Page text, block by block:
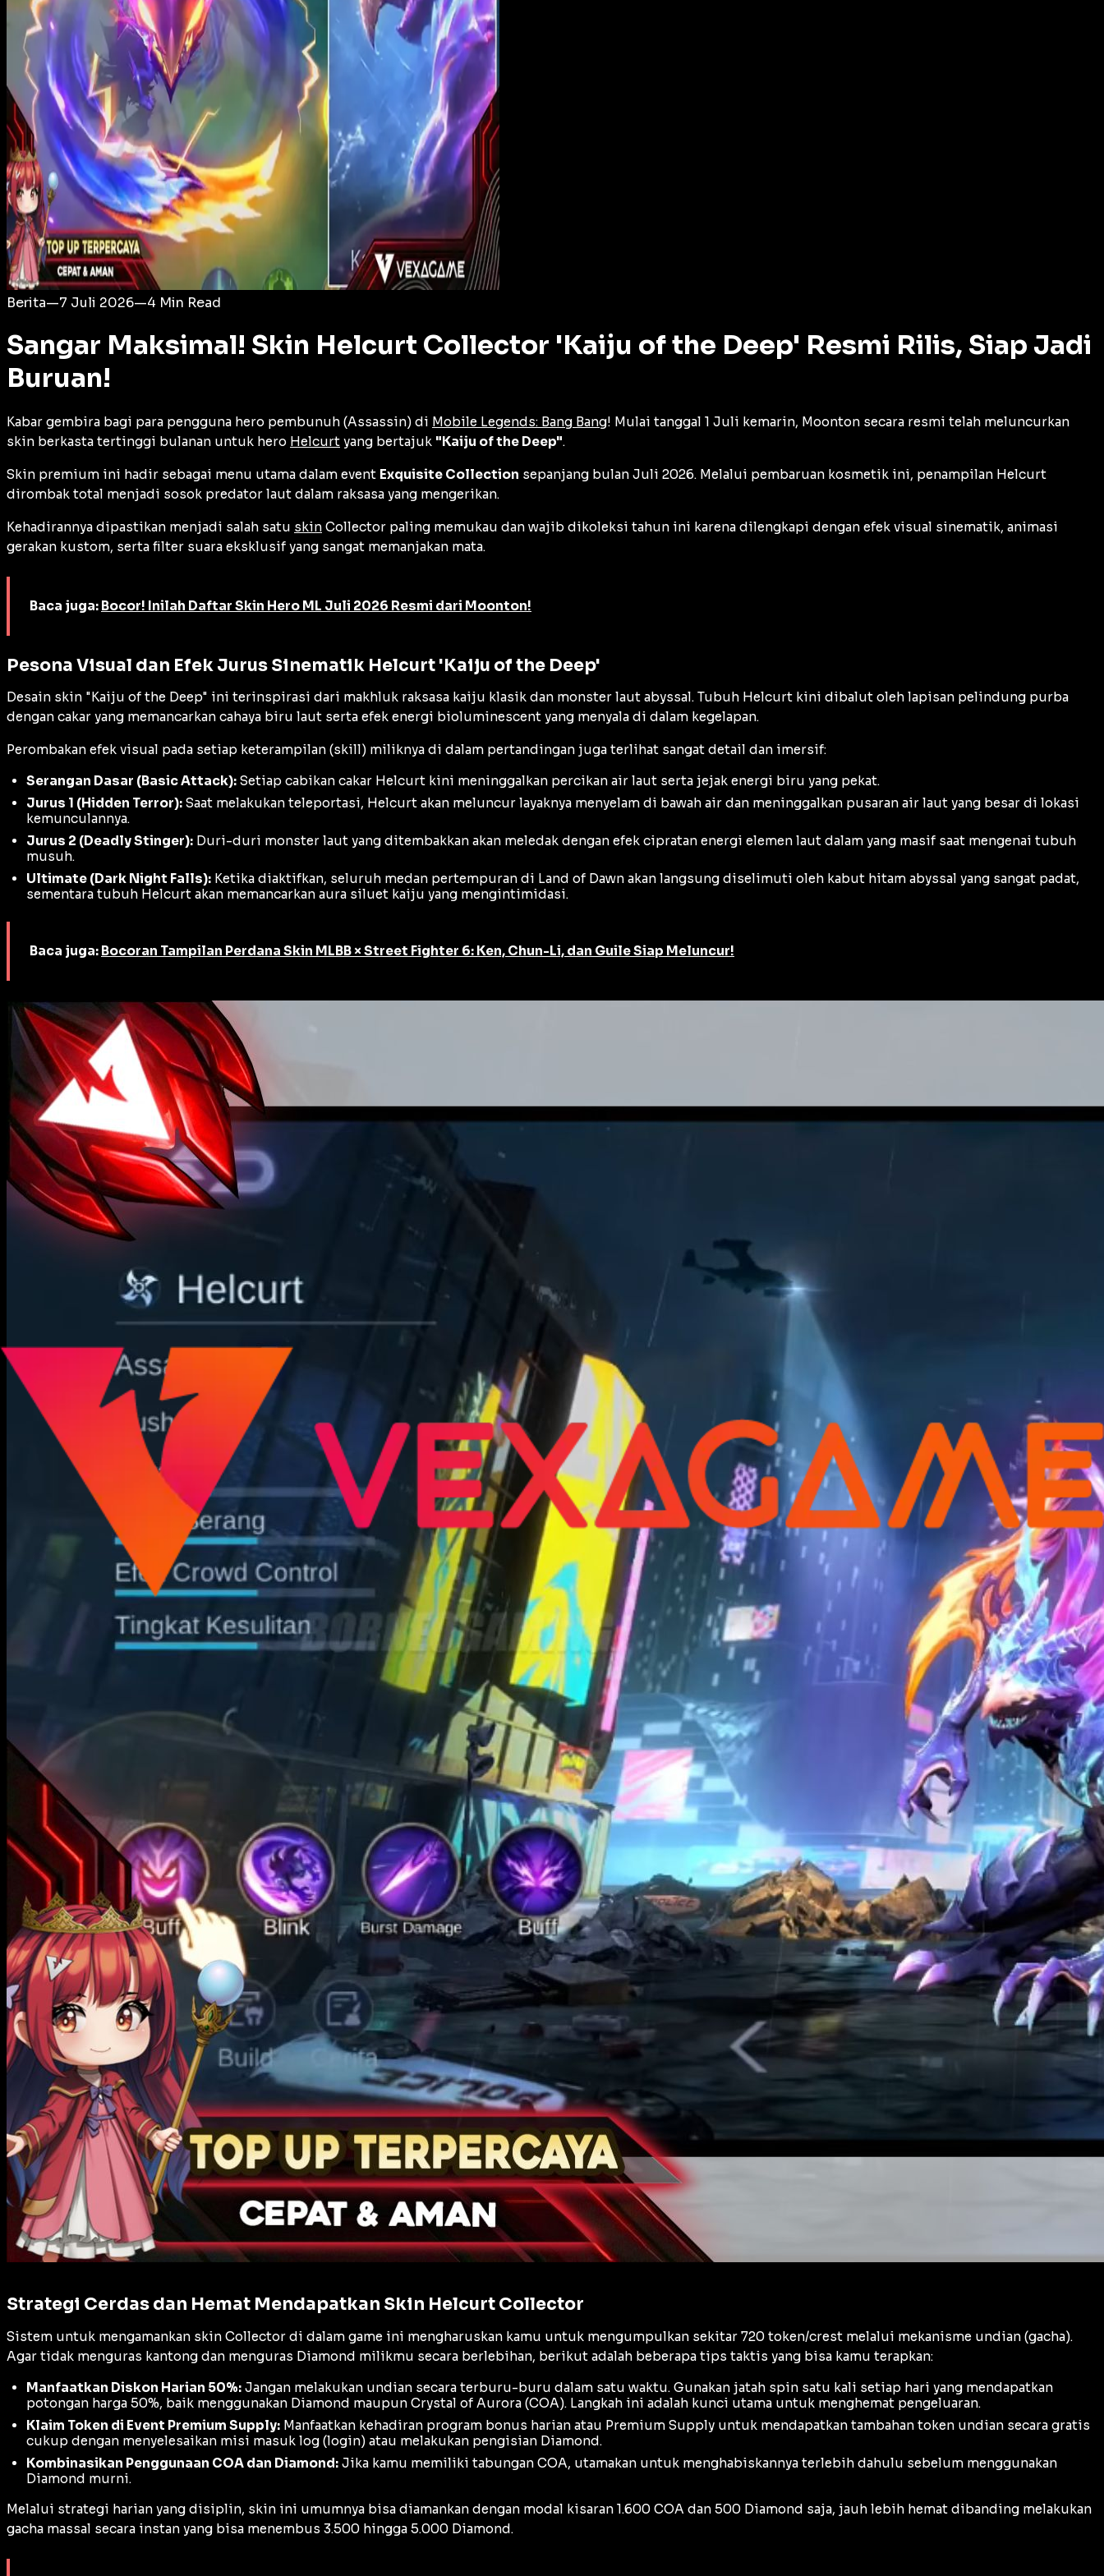
Login
Berita—7 Juli 2026—4 Min Read
Sangar Maksimal! Skin Helcurt Collector 'Kaiju of the Deep' Resmi Rilis, Siap Jadi
Buruan!
Kabar gembira bagi para pengguna hero pembunuh (Assassin) di Mobile Legends: Bang Bang! Mulai tanggal 1 Juli kemarin, Moonton secara resmi telah meluncurkan
skin berkasta tertinggi bulanan untuk hero Helcurt yang bertajuk "Kaiju of the Deep".
Skin premium ini hadir sebagai menu utama dalam event Exquisite Collection sepanjang bulan Juli 2026. Melalui pembaruan kosmetik ini, penampilan Helcurt
dirombak total menjadi sosok predator laut dalam raksasa yang mengerikan.
Kehadirannya dipastikan menjadi salah satu skin Collector paling memukau dan wajib dikoleksi tahun ini karena dilengkapi dengan efek visual sinematik, animasi
gerakan kustom, serta filter suara eksklusif yang sangat memanjakan mata.
Baca juga: Bocor! Inilah Daftar Skin Hero ML Juli 2026 Resmi dari Moonton!
Pesona Visual dan Efek Jurus Sinematik Helcurt 'Kaiju of the Deep'
Desain skin "Kaiju of the Deep" ini terinspirasi dari makhluk raksasa kaiju klasik dan monster laut abyssal. Tubuh Helcurt kini dibalut oleh lapisan pelindung purba
dengan cakar yang memancarkan cahaya biru laut serta efek energi bioluminescent yang menyala di dalam kegelapan.
Perombakan efek visual pada setiap keterampilan (skill) miliknya di dalam pertandingan juga terlihat sangat detail dan imersif:
Serangan Dasar (Basic Attack): Setiap cabikan cakar Helcurt kini meninggalkan percikan air laut serta jejak energi biru yang pekat.
Jurus 1 (Hidden Terror): Saat melakukan teleportasi, Helcurt akan meluncur layaknya menyelam di bawah air dan meninggalkan pusaran air laut yang besar di lokasi
kemunculannya.
Jurus 2 (Deadly Stinger): Duri-duri monster laut yang ditembakkan akan meledak dengan efek cipratan energi elemen laut dalam yang masif saat mengenai tubuh
musuh.
Ultimate (Dark Night Falls): Ketika diaktifkan, seluruh medan pertempuran di Land of Dawn akan langsung diselimuti oleh kabut hitam abyssal yang sangat padat,
sementara tubuh Helcurt akan memancarkan aura siluet kaiju yang mengintimidasi.
Baca juga: Bocoran Tampilan Perdana Skin MLBB × Street Fighter 6: Ken, Chun-Li, dan Guile Siap Meluncur!
Strategi Cerdas dan Hemat Mendapatkan Skin Helcurt Collector
Sistem untuk mengamankan skin Collector di dalam game ini mengharuskan kamu untuk mengumpulkan sekitar 720 token/crest melalui mekanisme undian (gacha).
Agar tidak menguras kantong dan menguras Diamond milikmu secara berlebihan, berikut adalah beberapa tips taktis yang bisa kamu terapkan:
Manfaatkan Diskon Harian 50%: Jangan melakukan undian secara terburu-buru dalam satu waktu. Gunakan jatah spin satu kali setiap hari yang mendapatkan
potongan harga 50%, baik menggunakan Diamond maupun Crystal of Aurora (COA). Langkah ini adalah kunci utama untuk menghemat pengeluaran.
Klaim Token di Event Premium Supply: Manfaatkan kehadiran program bonus harian atau Premium Supply untuk mendapatkan tambahan token undian secara gratis
cukup dengan menyelesaikan misi masuk log (login) atau melakukan pengisian Diamond.
Kombinasikan Penggunaan COA dan Diamond: Jika kamu memiliki tabungan COA, utamakan untuk menghabiskannya terlebih dahulu sebelum menggunakan
Diamond murni.
Melalui strategi harian yang disiplin, skin ini umumnya bisa diamankan dengan modal kisaran 1.600 COA dan 500 Diamond saja, jauh lebih hemat dibanding melakukan
gacha massal secara instan yang bisa menembus 3.500 hingga 5.000 Diamond.